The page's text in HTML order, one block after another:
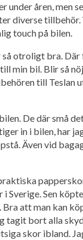
åren, men
diverse
touch på bilen.
så otroligt bra.
min bil. Blir så
till Teslan
De där små
in i bilen, har
Även vid
Sen
att man kan
tagit bort alla
skor ibland.